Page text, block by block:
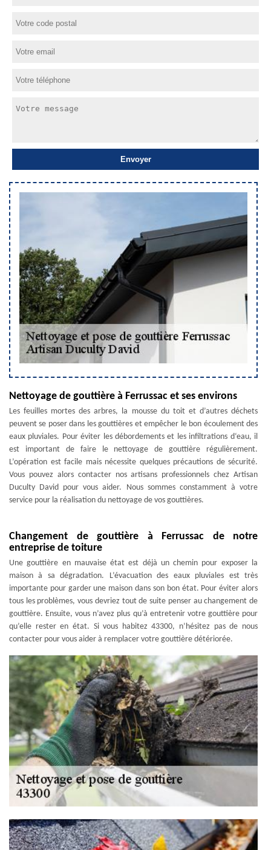
Nettoyage de gouttière à Ferrussac et ses environs
Les feuilles mortes des arbres, la mousse du toit et d’autres déchets
peuvent se poser dans les gouttières et empêcher le bon écoulement des
eaux pluviales. Pour éviter les débordements et les infiltrations d‘eau, il
est important de faire le nettoyage de gouttière régulièrement.
L’opération est facile mais nécessite quelques précautions de sécurité.
Vous pouvez alors contacter nos artisans professionnels chez Artisan
Duculty David pour vous aider. Nous sommes constamment à votre
service pour la réalisation du nettoyage de vos gouttières.
Changement de gouttière à Ferrussac de notre
entreprise de toiture
Une gouttière en mauvaise état est déjà un chemin pour exposer la
maison à sa dégradation. L’évacuation des eaux pluviales est très
importante pour garder une maison dans son bon état. Pour éviter alors
tous les problèmes, vous devriez tout de suite penser au changement de
gouttière. Ensuite, vous n’avez plus qu’à entretenir votre gouttière pour
qu’elle rester en état. Si vous habitez 43300, n’hésitez pas de nous
contacter pour vous aider à remplacer votre gouttière détériorée.